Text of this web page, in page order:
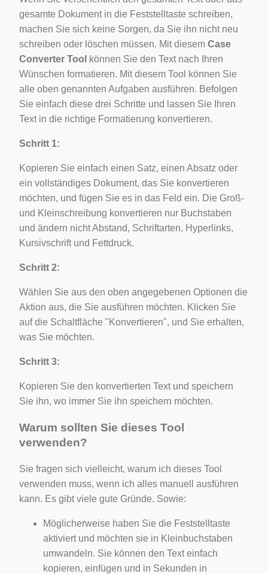
gesamte Dokument in die Feststelltaste schreiben,
machen Sie sich keine Sorgen, da Sie ihn nicht neu
schreiben oder löschen müssen. Mit diesem Case
Converter Tool
können Sie den Text nach Ihren
Wünschen formatieren. Mit diesem Tool können Sie
alle oben genannten Aufgaben ausführen. Befolgen
Sie einfach diese drei Schritte und lassen Sie Ihren
Text in die richtige Formatierung konvertieren.
Schritt 1:
Kopieren Sie einfach einen Satz, einen Absatz oder
ein vollständiges Dokument, das Sie konvertieren
möchten, und fügen Sie es in das Feld ein. Die Groß-
und Kleinschreibung konvertieren nur Buchstaben
und ändern nicht Abstand, Schriftarten, Hyperlinks,
Kursivschrift und Fettdruck.
Schritt 2:
Wählen Sie aus den oben angegebenen Optionen die
Aktion aus, die Sie ausführen möchten. Klicken Sie
auf die Schaltfläche "Konvertieren", und Sie erhalten,
was Sie möchten.
Schritt 3:
Kopieren Sie den konvertierten Text und speichern
Sie ihn, wo immer Sie ihn speichern möchten.
Warum sollten Sie dieses Tool
verwenden?
Sie fragen sich vielleicht, warum ich dieses Tool
verwenden muss, wenn ich alles manuell ausführen
kann. Es gibt viele gute Gründe. Sowie:
Möglicherweise haben Sie die Feststelltaste
aktiviert und möchten sie in Kleinbuchstaben
umwandeln. Sie können den Text einfach
kopieren, einfügen und in Sekunden in